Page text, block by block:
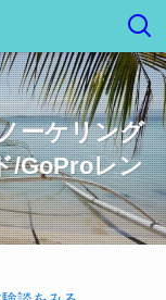
ーケリング
/GoProレン